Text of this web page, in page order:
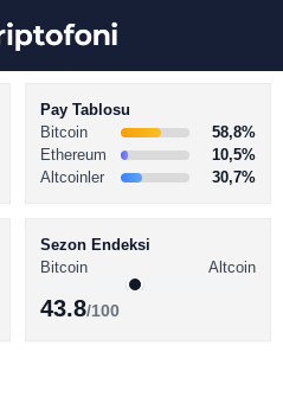
Pay Tablosu
Bitcoin
58,8%
Ethereum
10,5%
Altcoinler
30,7%
Sezon Endeksi
Bitcoin
Altcoin
43.8/100